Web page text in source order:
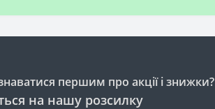
першим про акції і знижки?
на нашу розсилку